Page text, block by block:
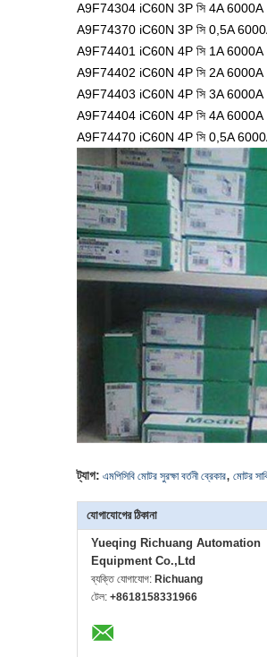
A9F74304 iC60N 3P সি 4A 6000A
A9F74370 iC60N 3P সি 0,5A
A9F74401 iC60N 4P সি 1A 6000A
A9F74402 iC60N 4P সি 2A 6000A
A9F74403 iC60N 4P সি 3A 6000A
A9F74404 iC60N 4P সি 4A 6000A
A9F74470 iC60N 4P সি 0,5A
ট্যাগ: এমপিসিবি মোটর সুরক্ষা বর্তনী ব্রেকার, মোটর
যোগাযোগের ঠিকানা
Yueqing Richuang Automation
Equipment Co.,Ltd
ব্যক্তি যোগাযোগ: Richuang
টেল: +8618158331966